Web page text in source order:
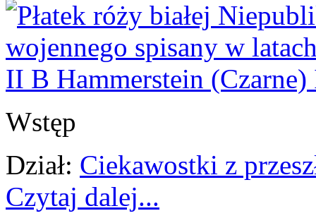
Wstęp
Dział: Ciekawostki z
Czytaj dalej...